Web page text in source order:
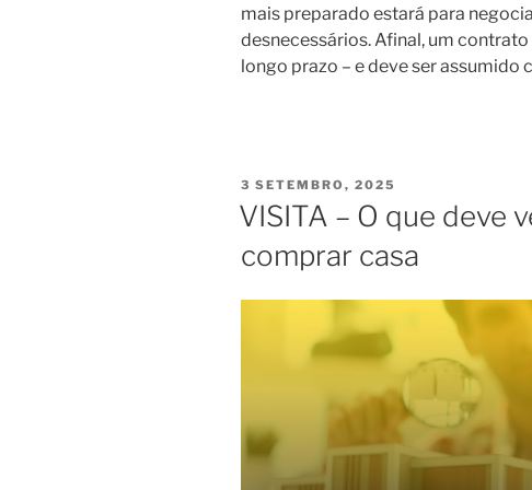
mais preparado estará para
desnecessários. Afinal, um
longo prazo – e deve ser assumido
PUBLICADO
EM
3 SETEMBRO, 2025
VISITA – O que deve
comprar casa